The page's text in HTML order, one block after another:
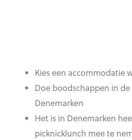
Kies een accommodatie
Doe boodschappen in
Denemarken
Het is in Denemarken
picknicklunch mee te